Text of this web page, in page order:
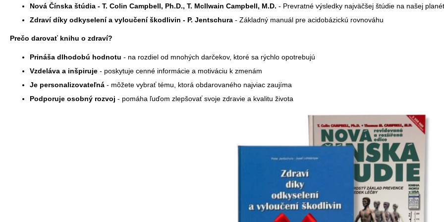
Nová Čínska štúdia - T. Colin Campbell, Ph.D., T. McIlwain Campbell, M.D. - Prevratné výsledky najväčšej štúdie na našej
Zdraví díky odkyselení a vyloučení škodlivin - P. Jentschura - Základný manuál pre acidobázickú rovnováhu
Prečo darovať knihu o zdraví?
Prináša dlhodobú hodnotu - na rozdiel od mnohých darčekov, ktoré sa rýchlo opotrebujú
Vzdeláva a inšpiruje - poskytuje cenné informácie a motiváciu k zmenám
Je personalizovateľná - môžete vybrať tému, ktorá obdarovaného najviac zaujíma
Podporuje osobný rozvoj - pomáha ľuďom zlepšovať svoje zdravie a kvalitu života